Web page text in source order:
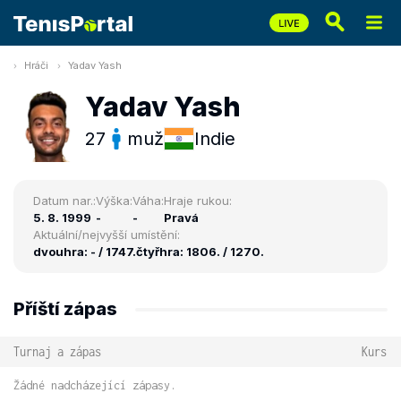
Hráči Yadav Yash
Yadav Yash
27 muž Indie
Datum nar.:
5. 8. 1999
Výška:
-
Váha:
-
Hraje rukou:
Pravá
Aktuální/nejvyšší umístění:
dvouhra: - / 1747.čtyřhra: 1806. / 1270.
Příští zápas
Turnaj a zápas Kurs
Žádné nadcházející zápasy.